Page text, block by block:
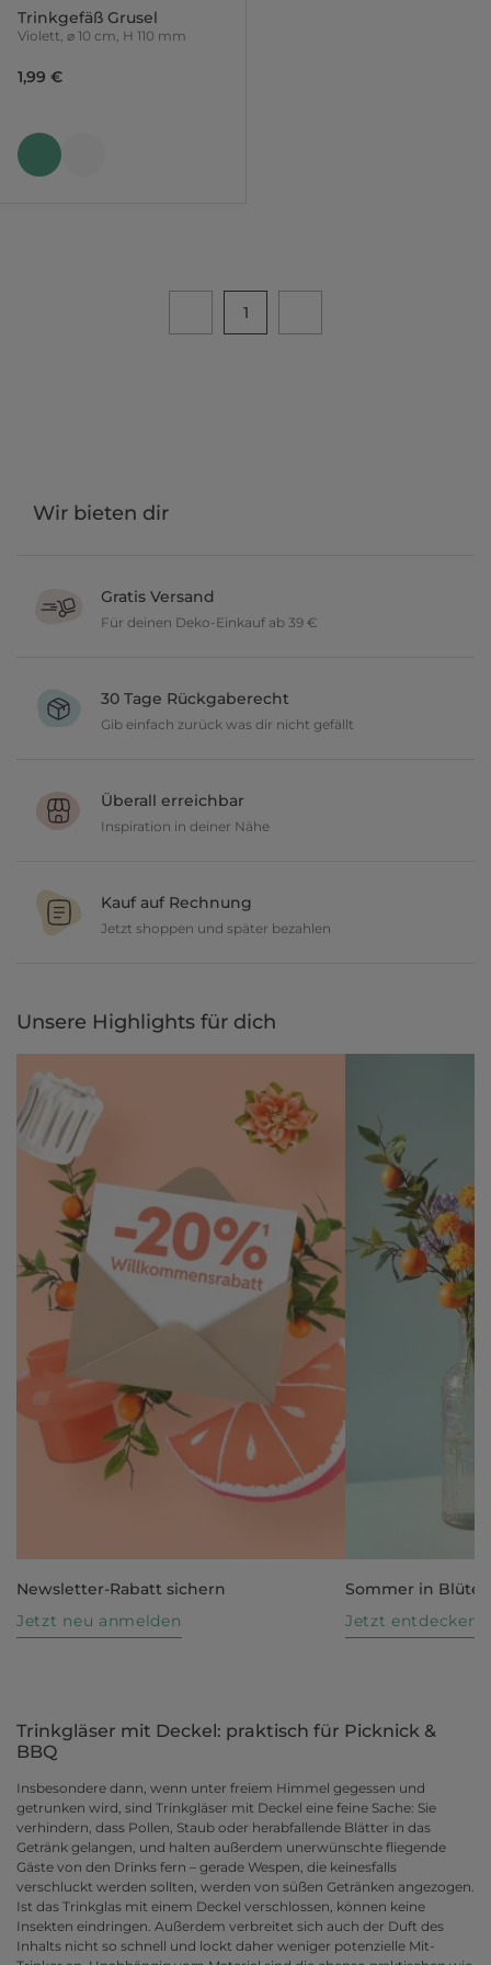
Trinkgefäß Grusel
Violett, ⌀ 10 cm, H 110 mm
1,99 €
1
Wir bieten dir
Gratis Versand
Für deinen Deko-Einkauf ab 39 €
30 Tage Rückgaberecht
Gib einfach zurück was dir nicht gefällt
Überall erreichbar
Inspiration in deiner Nähe
und lasse dich inspirieren.
Kauf auf Rechnung
Jetzt shoppen und später bezahlen
Unsere Highlights für dich
Newsletter-Rabatt sichern
Jetzt neu anmelden
Sommer in Blüte
Jetzt entdecken
Trinkgläser mit Deckel: praktisch für Picknick &
BBQ
Insbesondere dann, wenn unter freiem Himmel gegessen und
getrunken wird, sind Trinkgläser mit Deckel eine feine Sache: Sie
verhindern, dass Pollen, Staub oder herabfallende Blätter in das
Getränk gelangen, und halten außerdem unerwünschte fliegende
Gäste von den Drinks fern – gerade Wespen, die keinesfalls
verschluckt werden sollten, werden von süßen Getränken angezogen.
Ist das Trinkglas mit einem Deckel verschlossen, können keine
Insekten eindringen. Außerdem verbreitet sich auch der Duft des
Inhalts nicht so schnell und lockt daher weniger potenzielle Mit-